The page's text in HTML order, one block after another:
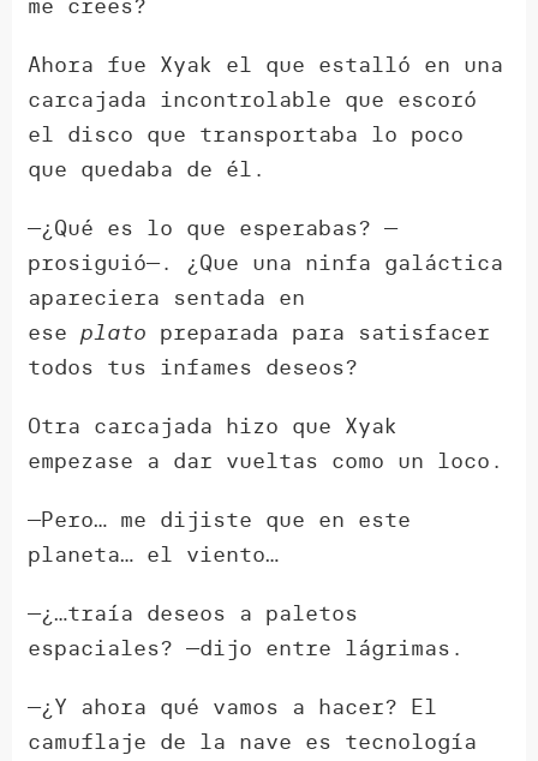
me crees?
Ahora fue Xyak el que estalló en una
carcajada incontrolable que escoró
el disco que transportaba lo poco
que quedaba de él.
—¿Qué es lo que esperabas? —
prosiguió—. ¿Que una ninfa galáctica
apareciera sentada en
eseplato preparada para satisfacer
todos tus infames deseos?
Otra carcajada hizo que Xyak
empezase a dar vueltas como un loco.
—Pero… me dijiste que en este
planeta… el viento…
—¿…traía deseos a paletos
espaciales? —dijo entre lágrimas.
—¿Y ahora qué vamos a hacer? El
camuflaje de la nave es tecnología